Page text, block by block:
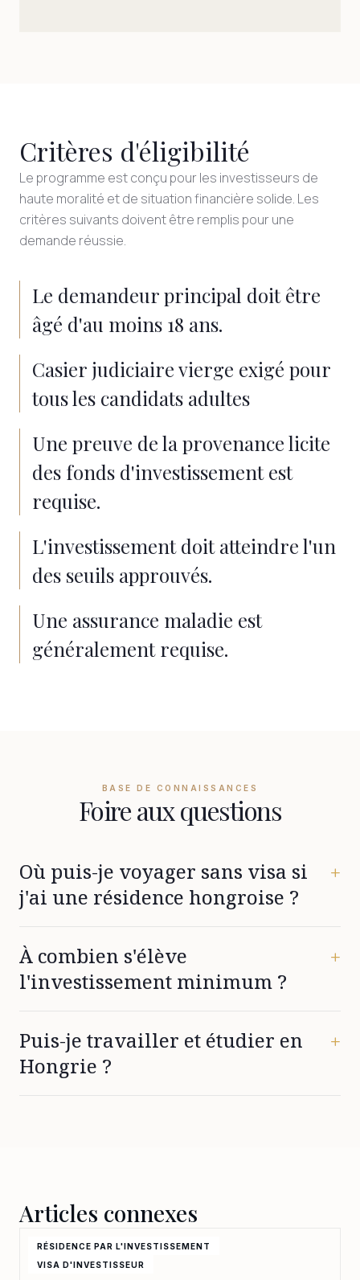
Critères d'éligibilité
Le programme est conçu pour les investisseurs de
haute moralité et de situation financière solide. Les
critères suivants doivent être remplis pour une
demande réussie.
Le demandeur principal doit être
âgé d'au moins 18 ans.
Casier judiciaire vierge exigé pour
tous les candidats adultes
Une preuve de la provenance licite
des fonds d'investissement est
requise.
L'investissement doit atteindre l'un
des seuils approuvés.
Une assurance maladie est
généralement requise.
BASE DE CONNAISSANCES
Foire aux questions
Où puis-je voyager sans visa si
j'ai une résidence hongroise ?
+
sein de l'espace Schengen : Allemagne, Autriche,
Estonie, Finlande, France, Grèce, Hongrie, Islande, Italie,
tchèque, Roumanie, Slovaquie, Slovénie, Suède, Suisse.
À combien s'élève
l'investissement minimum ?
+
fonds.
Puis-je travailler et étudier en
Hongrie ?
+
Articles connexes
RÉSIDENCE PAR L'INVESTISSEMENT
VISA D'INVESTISSEUR